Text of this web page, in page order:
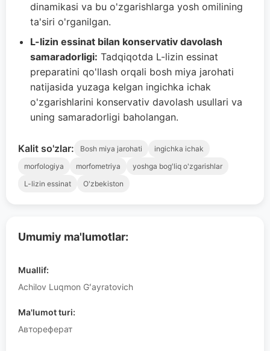
Umumiy ma'lumotlar:
Muallif:
Achilov Luqmon Gʻayratovich
Ma'lumot turi:
Автореферат
dinamikasi va bu o'zgarishlarga yosh omilining
ta'siri o'rganilgan.
L-lizin essinat bilan konservativ davolash
samaradorligi: Tadqiqotda L-lizin essinat
preparatini qo'llash orqali bosh miya jarohati
natijasida yuzaga kelgan ingichka ichak
o'zgarishlarini konservativ davolash usullari va
uning samaradorligi baholangan.
Kalit so'zlar: Bosh miya jarohati
ingichka ichak
morfologiya
morfometriya
yoshga bog'liq o'zgarishlar
L-lizin essinat
O'zbekiston